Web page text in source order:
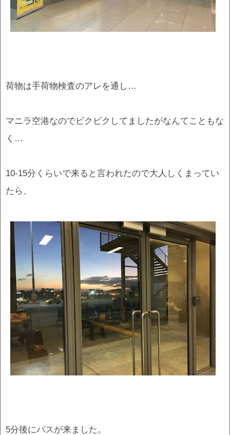
荷物は手荷物検査のアレを通し…
マニラ空港なのでビクビクしてましたがなんてこともな
く…
10-15分くらいで来ると言われたので大人しくまってい
たら、
5分後にバスが来ました。